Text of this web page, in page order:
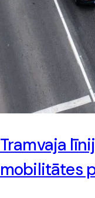
Tramvaja
mobilitātes